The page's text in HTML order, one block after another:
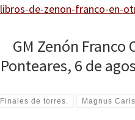
libros-de-zenon-franco-en-
GM Zenón Franco
Ponteares, 6 de
Finales de torres. Magnus